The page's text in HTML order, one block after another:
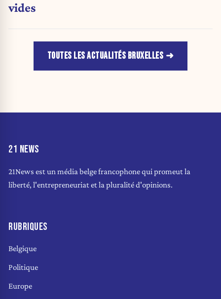
vides
TOUTES LES ACTUALITÉS BRUXELLES
21 NEWS
21News est un média belge francophone qui promeut la
liberté, l'entrepreneuriat et la pluralité d'opinions.
RUBRIQUES
Belgique
Politique
Europe